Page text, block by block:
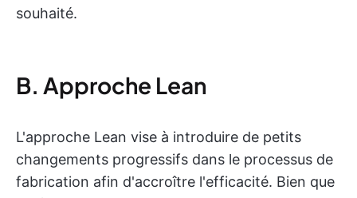
souhaité.
B. Approche Lean
L'approche Lean vise à introduire de petits
changements progressifs dans le processus de
fabrication afin d'accroître l'efficacité. Bien que